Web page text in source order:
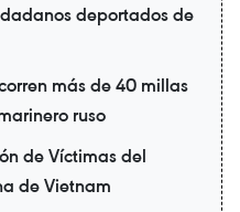
deportados de
más de 40 millas
ruso
de Víctimas del
de Vietnam